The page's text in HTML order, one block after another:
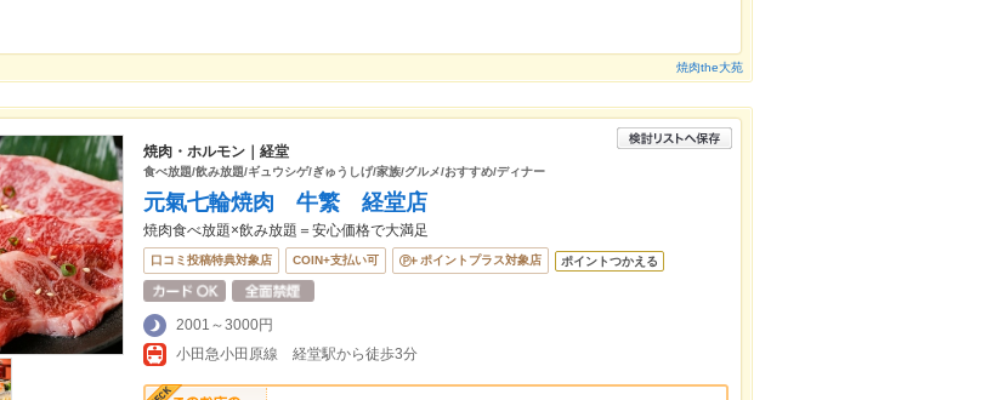
焼肉the大苑
焼肉・ホルモン｜経堂
食べ放題/飲み放題/ギュウシゲ/ぎゅうしげ/家族/グルメ/おすすめ/ディナー
元氣七輪焼肉 牛繁 経堂店
焼肉食べ放題×飲み放題＝安心価格で大満足
口コミ投稿特典対象店 COIN+支払い可 ポイントプラス対象店 ポイントつかえる
2001～3000円
小田急小田原線 経堂駅から徒歩3分